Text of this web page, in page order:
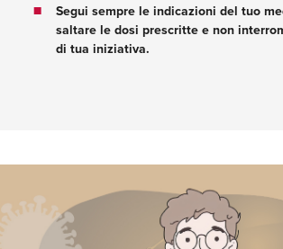
Segui sempre le indicazioni del tuo
saltare le dosi prescritte e non
di tua iniziativa.